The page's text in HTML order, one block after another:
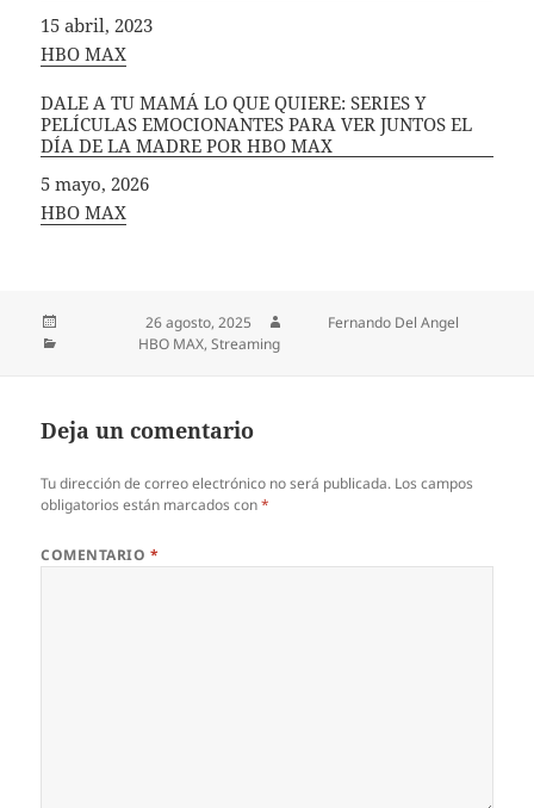
Fecha
15 abril, 2023
In relation to
HBO MAX
DALE A TU MAMÁ LO QUE QUIERE: SERIES Y
PELÍCULAS EMOCIONANTES PARA VER JUNTOS EL
DÍA DE LA MADRE POR HBO MAX
Fecha
5 mayo, 2026
In relation to
HBO MAX
Publicado el26 agosto, 2025
Fernando Del Angel
HBO MAX,Streaming
Deja un comentario
Tu dirección de correo electrónico no será publicada. Los campos
obligatorios están marcados con*
COMENTARIO *